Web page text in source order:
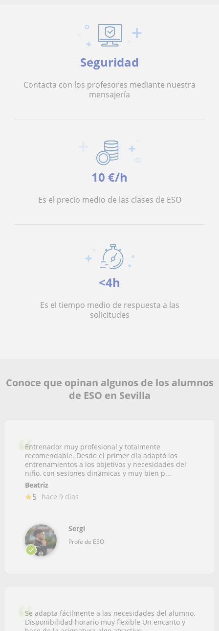
Seguridad
Contacta con los profesores mediante nuestra
mensajería
10 €/h
Es el precio medio de las clases de ESO
<4h
Es el tiempo medio de respuesta a las
solicitudes
Conoce que opinan algunos de los alumnos
de ESO en Sevilla
Entrenador muy profesional y totalmente
recomendable. Desde el primer día adaptó los
entrenamientos a los objetivos y necesidades del
niño, con sesiones dinámicas y muy bien p...
Beatriz
5 hace 9 días
Sergi
Profe de ESO
Se adapta fácilmente a las necesidades del alumno.
Disponibilidad horario muy flexible Un encanto y